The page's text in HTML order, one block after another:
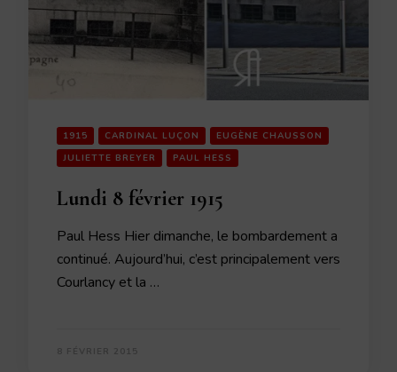
1915 CARDINAL LUÇON
EUGÈNE CHAUSSON
JULIETTE BREYER
PAUL HESS
Lundi 8 février 1915
Paul Hess Hier dimanche, le bombardement a
continué. Aujourd’hui, c’est principalement vers
Courlancy et la …